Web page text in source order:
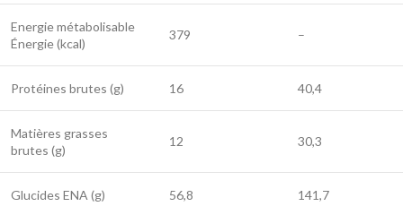
Energie métabolisable
Énergie (kcal)
379 –
Protéines brutes (g) 16 40,4
Matières grasses
brutes (g)
12 30,3
Glucides ENA (g) 56,8 141,7